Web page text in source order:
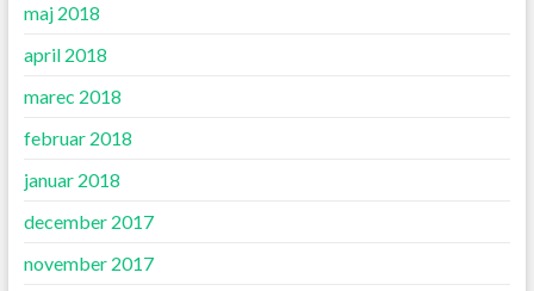
maj 2018
april 2018
marec 2018
februar 2018
januar 2018
december 2017
november 2017